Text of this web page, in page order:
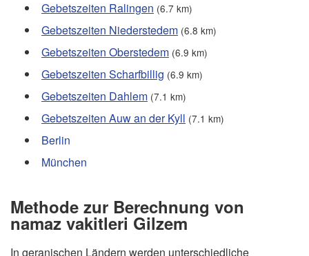
Gebetszeiten Ralingen (6.7 km)
Gebetszeiten Niederstedem (6.8 km)
Gebetszeiten Oberstedem (6.9 km)
Gebetszeiten Scharfbillig (6.9 km)
Gebetszeiten Dahlem (7.1 km)
Gebetszeiten Auw an der Kyll (7.1 km)
Berlin
München
Methode zur Berechnung von
namaz vakitleri Gilzem
In geranischen Ländern werden unterschiedliche